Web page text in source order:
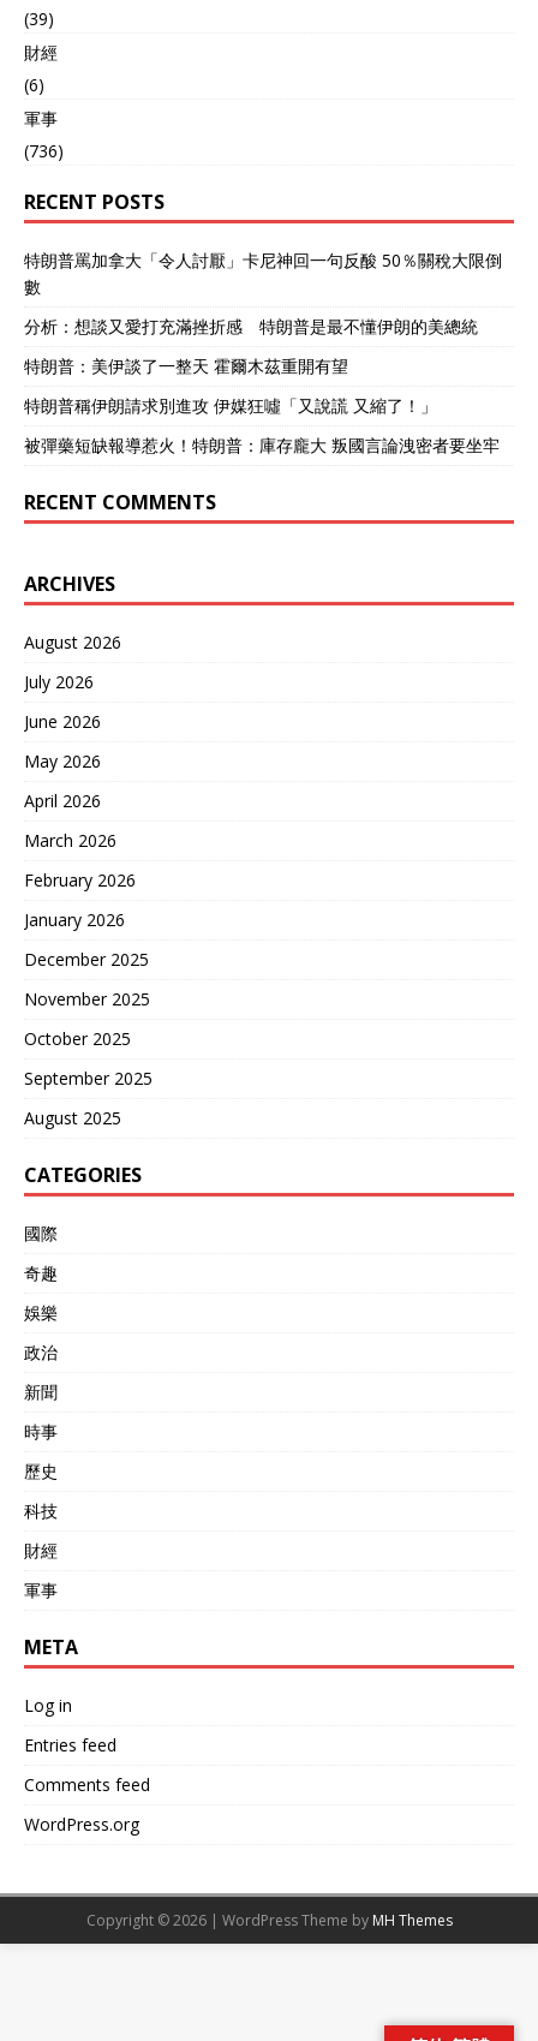
(39)
財經
(6)
軍事
(736)
RECENT POSTS
特朗普罵加拿大「令人討厭」卡尼神回一句反酸 50％關稅大限倒
數
分析：想談又愛打充滿挫折感 特朗普是最不懂伊朗的美總統
特朗普：美伊談了一整天 霍爾木茲重開有望
特朗普稱伊朗請求別進攻 伊媒狂噓「又說謊 又縮了！」
被彈藥短缺報導惹火！特朗普：庫存龐大 叛國言論洩密者要坐牢
RECENT COMMENTS
ARCHIVES
August 2026
July 2026
June 2026
May 2026
April 2026
March 2026
February 2026
January 2026
December 2025
November 2025
October 2025
September 2025
August 2025
CATEGORIES
國際
奇趣
娛樂
政治
新聞
時事
歷史
科技
財經
軍事
META
Log in
Entries feed
Comments feed
WordPress.org
Copyright © 2026 | WordPress Theme by MH Themes